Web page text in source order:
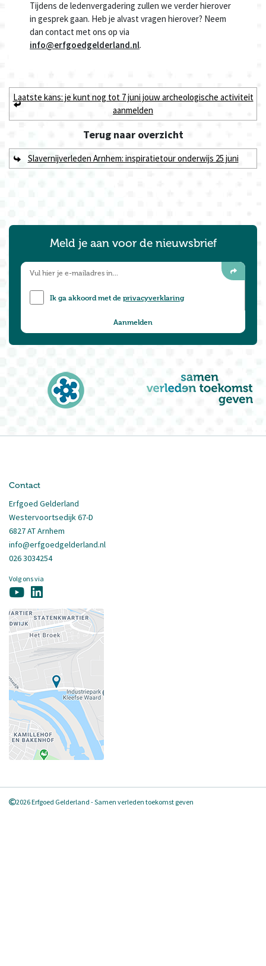
Tijdens de ledenvergadering zullen we verder hierover
in gesprek gaan. Heb je alvast vragen hierover? Neem
dan contact met ons op via
info@erfgoedgelderland.nl.
Laatste kans: je kunt nog tot 7 juni jouw archeologische activiteit
aanmelden
Terug naaroverzicht
Slavernijverleden Arnhem: inspiratietour onderwijs 25 juni
Meld je aan voor de nieuwsbrief
Ik ga akkoord met deprivacyverklaring
Contact
Erfgoed Gelderland
Westervoortsedijk 67-D
6827 AT Arnhem
info@erfgoedgelderland.nl
026 3034254
Volg ons via
2026 Erfgoed Gelderland - Samen verleden toekomst geven